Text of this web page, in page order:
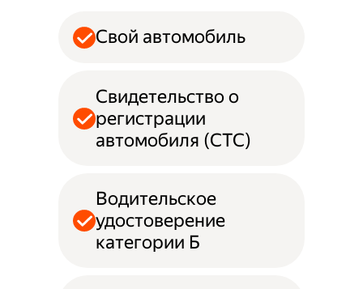
Свой автомобиль
Свидетельство о
регистрации
автомобиля (СТС)
Водительское
удостоверение
категории Б